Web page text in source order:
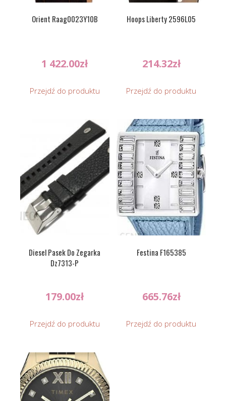
Orient Raag0023Y10B
1 422.00zł
Przejdź do produktu
Hoops Liberty 2596L05
214.32zł
Przejdź do produktu
Diesel Pasek Do Zegarka
Dz7313-P
179.00zł
Przejdź do produktu
Festina F165385
665.76zł
Przejdź do produktu